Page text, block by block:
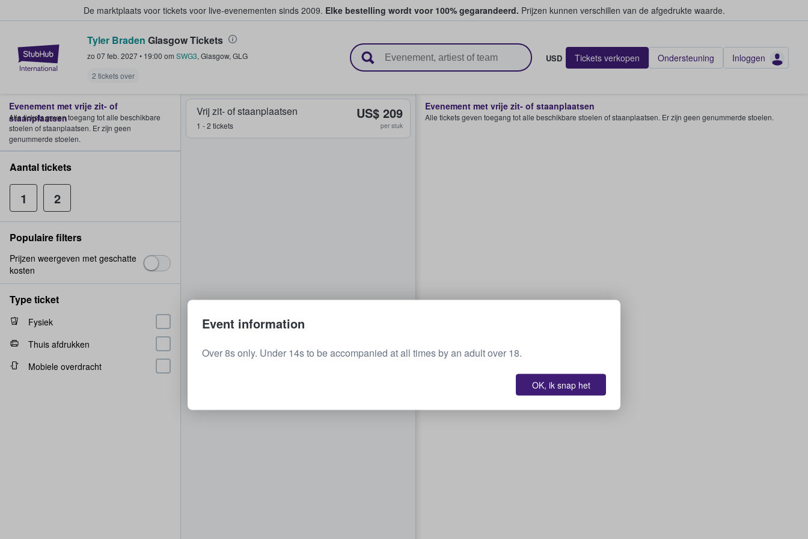
De marktplaats voor tickets voor live-evenementen sinds 2009. Elke bestelling wordt voor 100% gegarandeerd. Prijzen kunnen verschillen van de afgedrukte waarde.
StubHub: waar fans tickets kopen en verkopen
Tyler Braden Glasgow Tickets
zo 07 feb. 2027• 19:00 om SWG3, Glasgow, GLG
2 tickets over
USD Tickets verkopen Ondersteuning Inloggen
Vrij zit- of staanplaatsen
1 - 2 tickets
US$ 209
per stuk
Evenement met vrije zit- of staanplaatsen
Alle tickets geven toegang tot alle beschikbare stoelen of staanplaatsen. Er zijn geen genummerde stoelen.
Evenement met vrije zit- of
staanplaatsen
Alle tickets geven toegang tot alle beschikbare
stoelen of staanplaatsen. Er zijn geen
genummerde stoelen.
Aantal tickets
1 2
Populaire filters
Prijzen weergeven met geschatte
kosten
Type ticket
Fysiek
Thuis afdrukken
Mobiele overdracht
Event information
Over 8s only. Under 14s to be accompanied at all times by an adult over 18.
OK, ik snap het